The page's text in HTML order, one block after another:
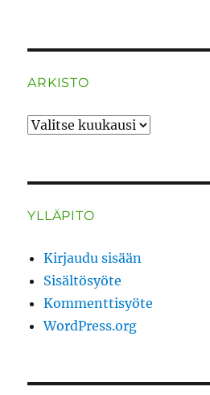
ARKISTO
ARKISTO
YLLÄPITO
Kirjaudu sisään
Sisältösyöte
Kommenttisyöte
WordPress.org